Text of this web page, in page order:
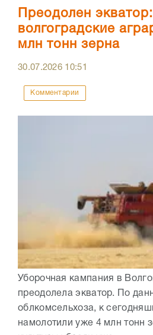
Преодолен экватор:
волгоградские
млн тонн зерна
30.07.2026 10:51
Комментарии
Уборочная кампания в
преодолела экватор. По
облкомсельхоза, к
намолотили уже 4 млн тонн